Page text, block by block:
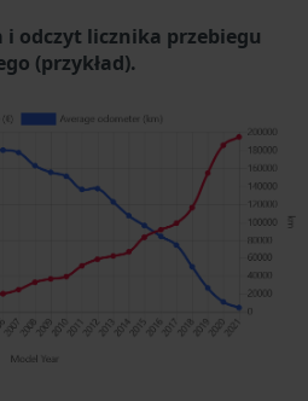
odczyt licznika przebiegu
(przykład).